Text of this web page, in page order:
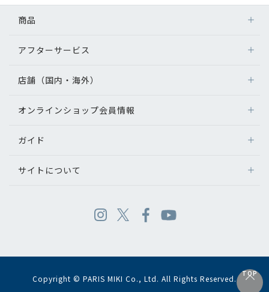
TOP
商品
アフターサービス
店舗（国内・海外）
オンラインショップ会員情報
ガイド
サイトについて
Copyright © PARIS MIKI Co., Ltd. All Rights Reserved.